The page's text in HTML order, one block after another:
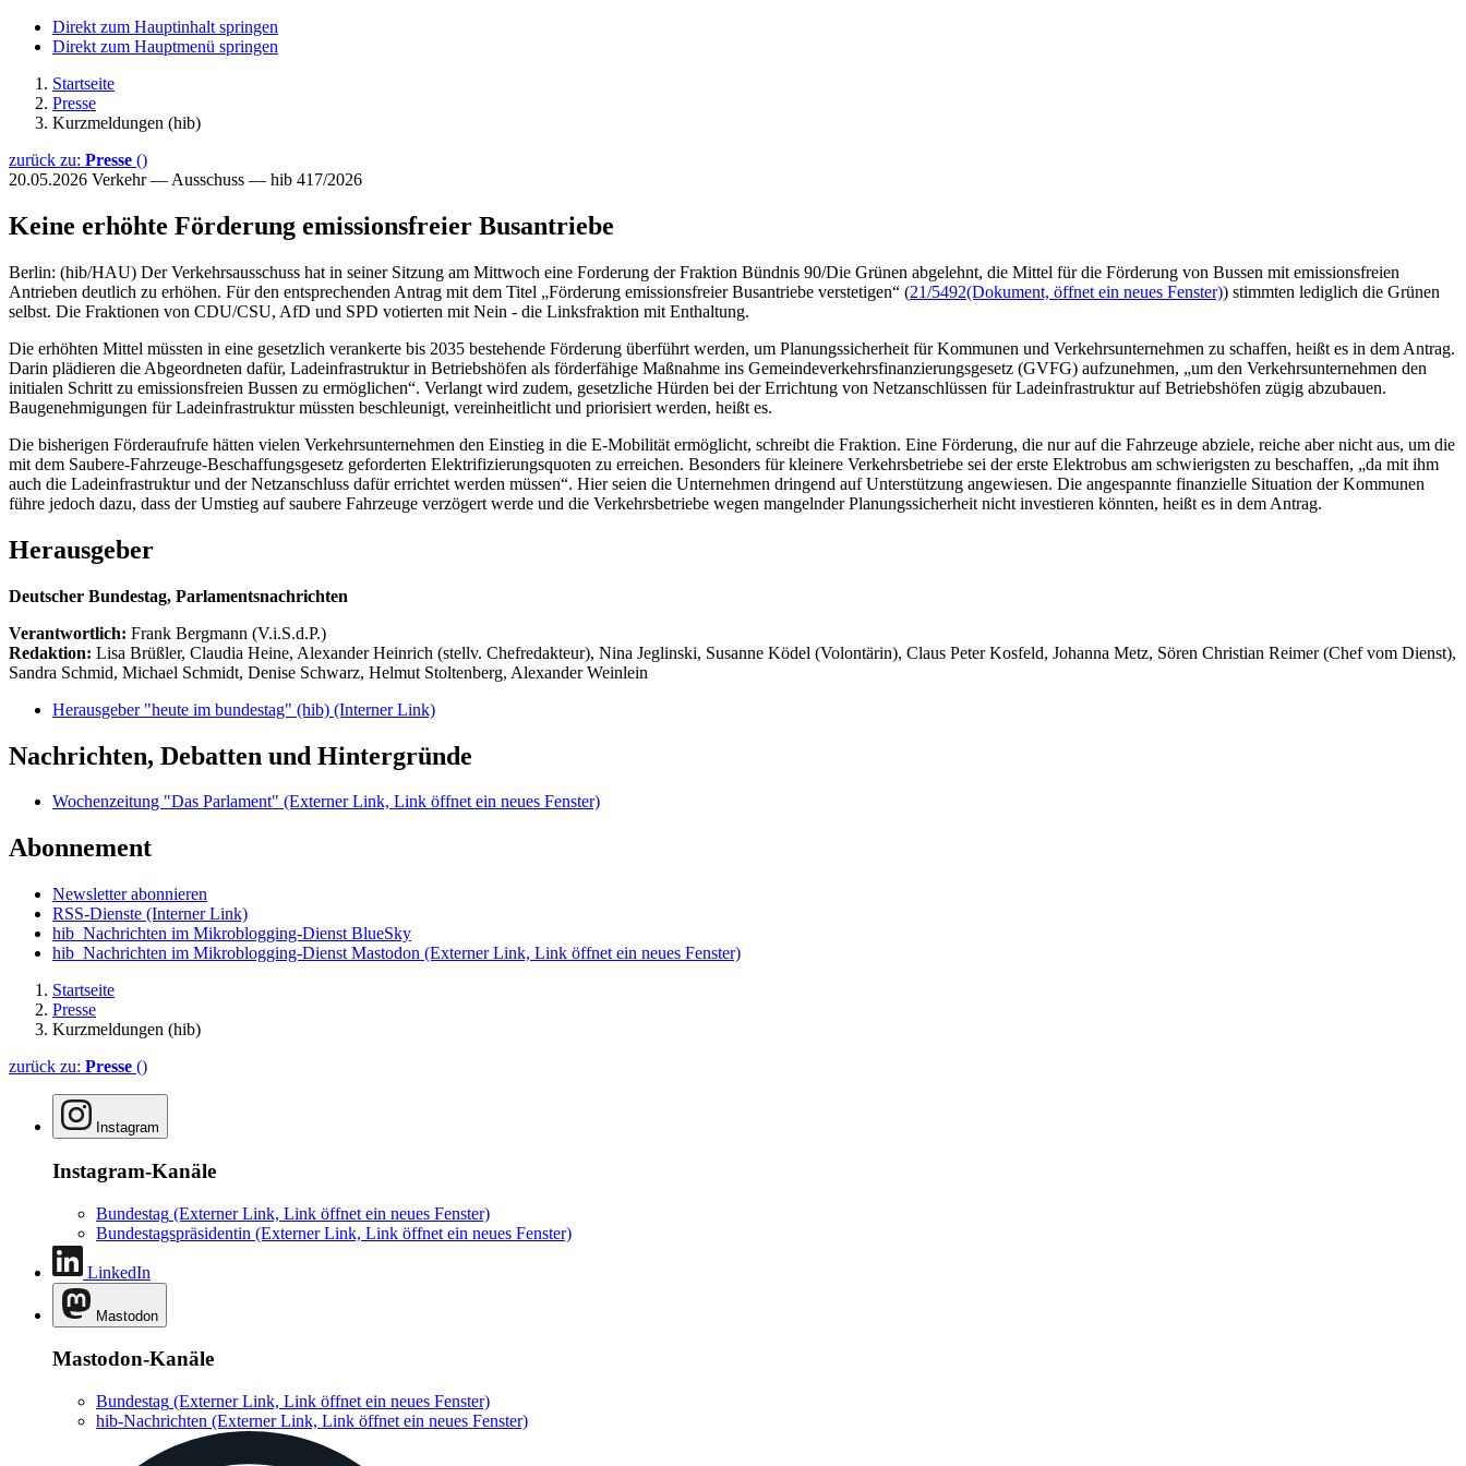
Direkt zum Hauptinhalt springen
Direkt zum Hauptmenü springen
Startseite
Presse
Kurzmeldungen (hib)
zurück zu: Presse ()
20.05.2026 Verkehr — Ausschuss — hib 417/2026
Keine erhöhte Förderung emissionsfreier Busantriebe
Berlin: (hib/HAU) Der Verkehrsausschuss hat in seiner Sitzung am Mittwoch eine Forderung der Fraktion Bündnis 90/Die Grünen abgelehnt, die Mittel für die Förderung von Bussen mit emissionsfreien
Antrieben deutlich zu erhöhen. Für den entsprechenden Antrag mit dem Titel „Förderung emissionsfreier Busantriebe verstetigen“ (21/5492(Dokument, öffnet ein neues Fenster)) stimmten lediglich die Grünen
selbst. Die Fraktionen von CDU/CSU, AfD und SPD votierten mit Nein - die Linksfraktion mit Enthaltung.
Die erhöhten Mittel müssten in eine gesetzlich verankerte bis 2035 bestehende Förderung überführt werden, um Planungssicherheit für Kommunen und Verkehrsunternehmen zu schaffen, heißt es in dem Antrag.
Darin plädieren die Abgeordneten dafür, Ladeinfrastruktur in Betriebshöfen als förderfähige Maßnahme ins Gemeindeverkehrsfinanzierungsgesetz (GVFG) aufzunehmen, „um den Verkehrsunternehmen den
initialen Schritt zu emissionsfreien Bussen zu ermöglichen“. Verlangt wird zudem, gesetzliche Hürden bei der Errichtung von Netzanschlüssen für Ladeinfrastruktur auf Betriebshöfen zügig abzubauen.
Baugenehmigungen für Ladeinfrastruktur müssten beschleunigt, vereinheitlicht und priorisiert werden, heißt es.
Die bisherigen Förderaufrufe hätten vielen Verkehrsunternehmen den Einstieg in die E-Mobilität ermöglicht, schreibt die Fraktion. Eine Förderung, die nur auf die Fahrzeuge abziele, reiche aber nicht aus, um die
mit dem Saubere-Fahrzeuge-Beschaffungsgesetz geforderten Elektrifizierungsquoten zu erreichen. Besonders für kleinere Verkehrsbetriebe sei der erste Elektrobus am schwierigsten zu beschaffen, „da mit ihm
auch die Ladeinfrastruktur und der Netzanschluss dafür errichtet werden müssen“. Hier seien die Unternehmen dringend auf Unterstützung angewiesen. Die angespannte finanzielle Situation der Kommunen
führe jedoch dazu, dass der Umstieg auf saubere Fahrzeuge verzögert werde und die Verkehrsbetriebe wegen mangelnder Planungssicherheit nicht investieren könnten, heißt es in dem Antrag.
Herausgeber
Deutscher Bundestag, Parlamentsnachrichten
Verantwortlich: Frank Bergmann (V.i.S.d.P.)
Redaktion: Lisa Brüßler, Claudia Heine, Alexander Heinrich (stellv. Chefredakteur), Nina Jeglinski, Susanne Ködel (Volontärin), Claus Peter Kosfeld, Johanna Metz, Sören Christian Reimer (Chef vom Dienst),
Sandra Schmid, Michael Schmidt, Denise Schwarz, Helmut Stoltenberg, Alexander Weinlein
Herausgeber "heute im bundestag" (hib) (Interner Link)
Nachrichten, Debatten und Hintergründe
Wochenzeitung "Das Parlament" (Externer Link, Link öffnet ein neues Fenster)
Abonnement
Newsletter abonnieren
RSS-Dienste (Interner Link)
hib_Nachrichten im Mikroblogging-Dienst BlueSky
hib_Nachrichten im Mikroblogging-Dienst Mastodon (Externer Link, Link öffnet ein neues Fenster)
Startseite
Presse
Kurzmeldungen (hib)
zurück zu: Presse ()
Instagram
Instagram-Kanäle
Bundestag (Externer Link, Link öffnet ein neues Fenster)
Bundestagspräsidentin (Externer Link, Link öffnet ein neues Fenster)
LinkedIn
Mastodon
Mastodon-Kanäle
Bundestag (Externer Link, Link öffnet ein neues Fenster)
hib-Nachrichten (Externer Link, Link öffnet ein neues Fenster)